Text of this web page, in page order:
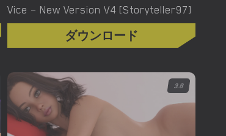
Vice – New Version V4 [Storyteller97]
ダウンロード
3.8